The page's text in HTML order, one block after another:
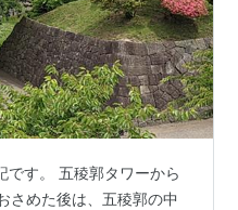
です。 五稜郭タワーから
さめた後は、五稜郭の中